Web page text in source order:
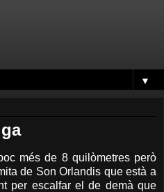
▼
més de 8 quilòmetres però
de Son Orlandis que està a
per escalfar el de demà que